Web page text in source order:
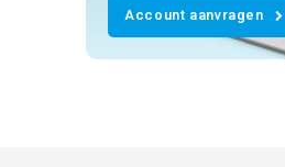
Account aanvragen